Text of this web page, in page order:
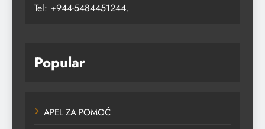
Tel: +944-5484451244.
Popular
APEL ZA POMOĆ